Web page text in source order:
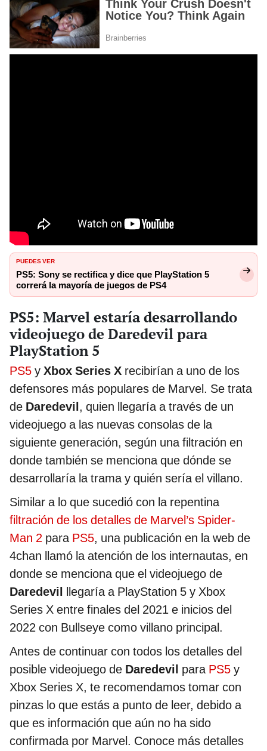
PUEDES VER
PS5: Sony se rectifica y dice que PlayStation 5
correrá la mayoría de juegos de PS4
PS5: Marvel estaría desarrollando
videojuego de Daredevil para
PlayStation 5
PS5 y Xbox Series X recibirían a uno de los
defensores más populares de Marvel. Se trata
de Daredevil, quien llegaría a través de un
videojuego a las nuevas consolas de la
siguiente generación, según una filtración en
donde también se menciona que dónde se
desarrollaría la trama y quién sería el villano.
Similar a lo que sucedió con la repentina
filtración de los detalles de Marvel’s Spider-
Man 2 para PS5, una publicación en la web de
4chan llamó la atención de los internautas, en
donde se menciona que el videojuego de
Daredevil llegaría a PlayStation 5 y Xbox
Series X entre finales del 2021 e inicios del
2022 con Bullseye como villano principal.
Antes de continuar con todos los detalles del
posible videojuego de Daredevil para PS5 y
Xbox Series X, te recomendamos tomar con
pinzas lo que estás a punto de leer, debido a
que es información que aún no ha sido
confirmada por Marvel. Conoce más detalles